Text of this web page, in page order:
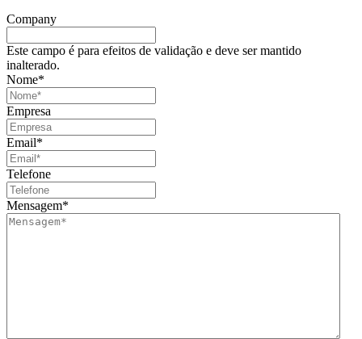
Company
Este campo é para efeitos de validação e deve ser mantido
inalterado.
Nome*
Empresa
Email*
Telefone
Mensagem*